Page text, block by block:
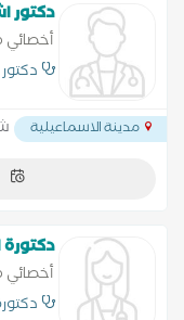
دكتور
مدينة الاسماعيلية